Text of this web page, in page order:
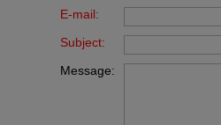
E-mail:
Subject:
Message: